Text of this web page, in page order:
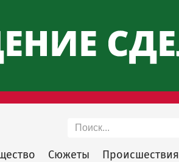
Поиск
Сюжеты Происшествия